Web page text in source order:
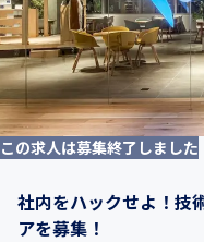
この求人は募集終了しました
社内をハックせよ！技
アを募集！